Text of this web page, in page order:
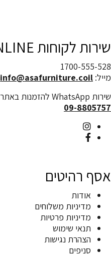
שירות לקוחות ONLINE
1700-555-528
מייל: info@asafurniture.coil
שירות WhatsApp להזמנות באתר:
09-8805757
אסף רהיטים
אודות
מדיניות משלוחים
מדיניות פרטיות
תנאי שימוש
הצהרת נגישות
סניפים